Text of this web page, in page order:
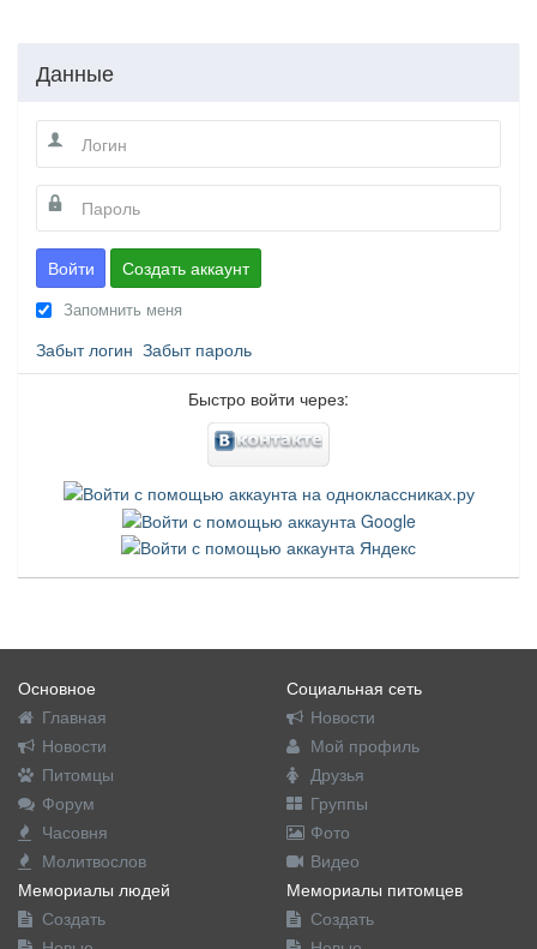
Данные
Войти Создать аккаунт
Запомнить меня
Забыт логин Забыт пароль
Быстро войти через:
Основное
Главная
Новости
Питомцы
Форум
Часовня
Молитвослов
Социальная сеть
Новости
Мой профиль
Друзья
Группы
Фото
Видео
Мемориалы людей
Создать
Мемориалы питомцев
Создать